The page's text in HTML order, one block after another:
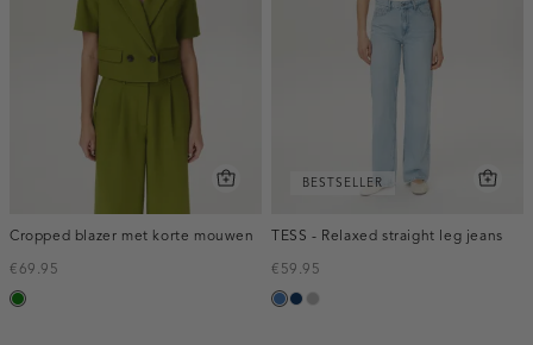
Cropped blazer met korte mouwen
€69.95
groen
BESTSELLER
TESS - Relaxed straight leg jeans
€59.95
blauw,
blauw,
grijs,